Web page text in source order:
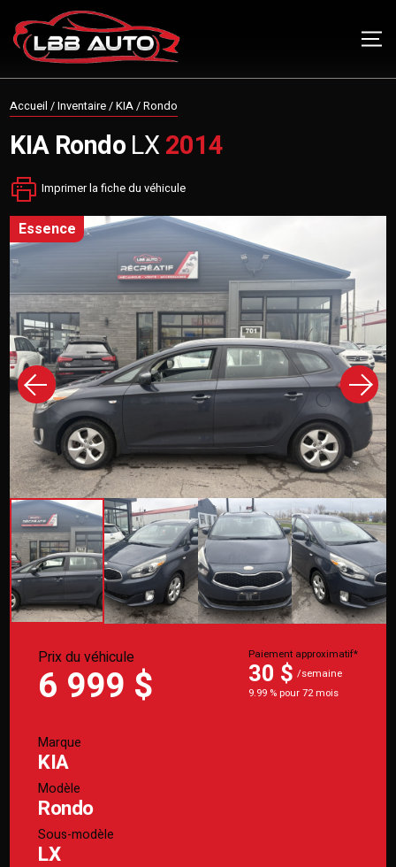
Accueil /Inventaire/KIA/Rondo
KIA RondoLX2014
Imprimer la fiche du véhicule
essence
Prix du véhicule
6 999 $
Paiement approximatif*
30 $ /semaine
9.99 % pour 72 mois
Marque
KIA
Modèle
Rondo
Sous-modèle
LX